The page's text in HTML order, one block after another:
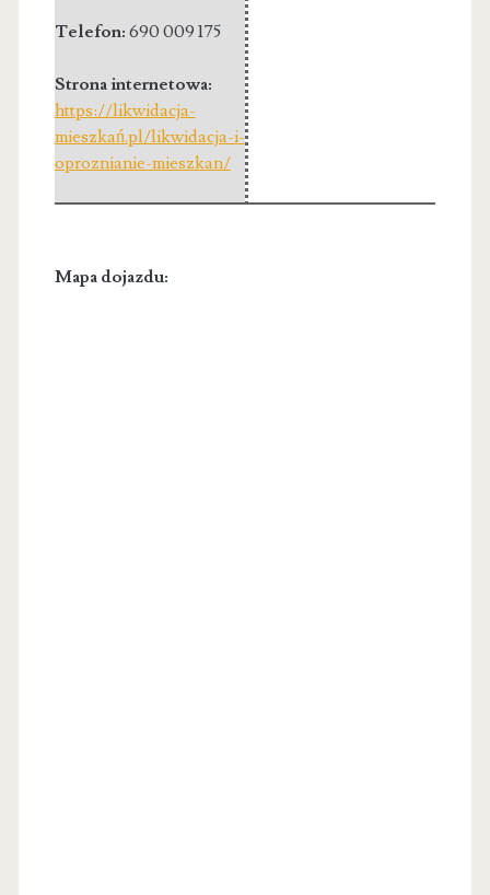
Telefon: 690 009 175
Strona internetowa:
https://likwidacja-
mieszkań.pl/likwidacja-i-
oproznianie-mieszkan/
Mapa dojazdu: